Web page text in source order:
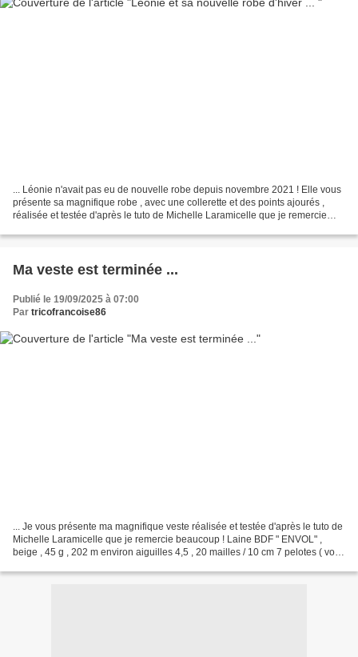
... Léonie n'avait pas eu de nouvelle robe depuis novembre 2021 ! Elle vous
présente sa magnifique robe , avec une collerette et des points ajourés ,
réalisée et testée d'après le tuto de Michelle Laramicelle que je remercie
Ma veste est terminée ...
Publié le 19/09/2025 à 07:00
Par tricofrancoise86
... Je vous présente ma magnifique veste réalisée et testée d'après le tuto de
Michelle Laramicelle que je remercie beaucoup ! Laine BDF " ENVOL" ,
beige , 45 g , 202 m environ aiguilles 4,5 , 20 mailles / 10 cm 7 pelotes ( voir